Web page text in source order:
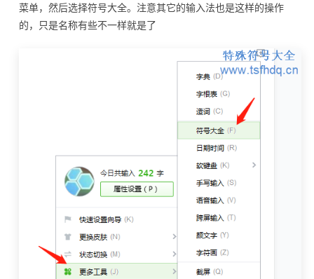
菜单，然后选择符号大全。注意其它的输入法也是这样的操作
的，只是名称有些不一样就是了